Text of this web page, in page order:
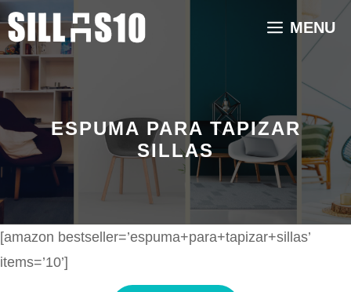
Saltar
al
contenido
MENU
ESPUMA PARA TAPIZAR
SILLAS
[amazon bestseller=’espuma+para+tapizar+sillas’
items=’10’]